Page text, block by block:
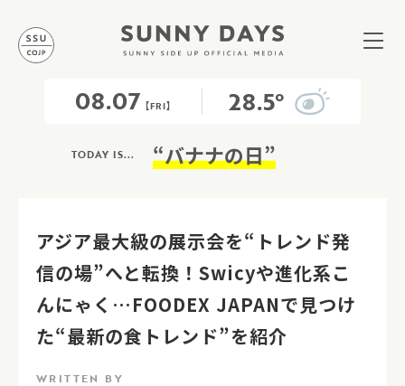
08.07 【FRI】 28.5°
TODAY IS... “バナナの日”
アジア最大級の展示会を“トレンド発
信の場”へと転換！Swicyや進化系こ
んにゃく…FOODEX JAPANで見つけ
た“最新の食トレンド”を紹介
WRITTEN BY